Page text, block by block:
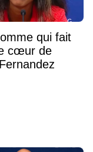
qui fait
cœur de